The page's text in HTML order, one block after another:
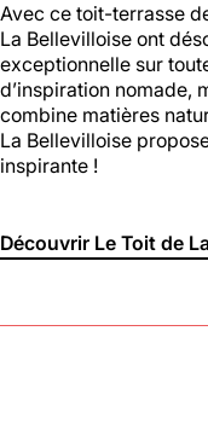
Avec ce toit-terrasse
La Bellevilloise ont
exceptionnelle sur
d’inspiration nomade,
combine matières
La Bellevilloise
inspirante !
Découvrir Le Toit de